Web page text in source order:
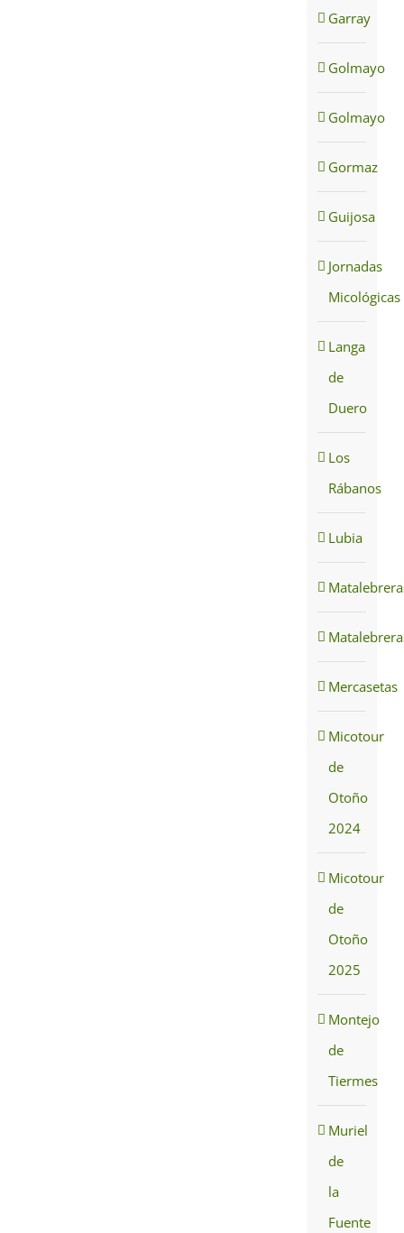
Garray
Golmayo
Golmayo
Gormaz
Guijosa
Jornadas
Micológicas
Langa
de
Duero
Los
Rábanos
Lubia
Mercasetas
Micotour
de
Otoño
2024
Micotour
de
Otoño
2025
Montejo
de
Tiermes
Muriel
de
la
Fuente